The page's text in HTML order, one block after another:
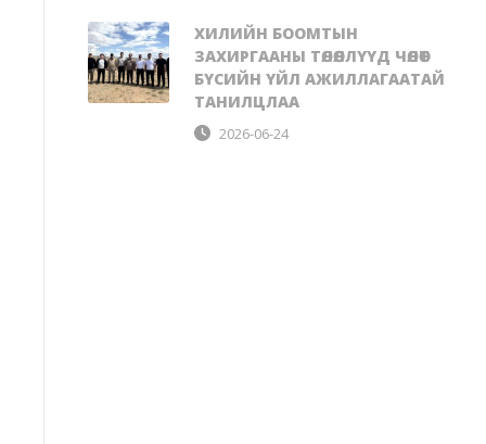
ХИЛИЙН БООМТЫН
ЗАХИРГААНЫ ТӨЛӨӨЛЛҮҮД ЧӨЛӨӨТ
БҮСИЙН ҮЙЛ АЖИЛЛАГААТАЙ
ТАНИЛЦЛАА
2026-06-24